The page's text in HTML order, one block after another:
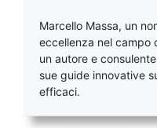
Marcello Massa, un
eccellenza nel campo
un autore e
sue guide innovative
efficaci.